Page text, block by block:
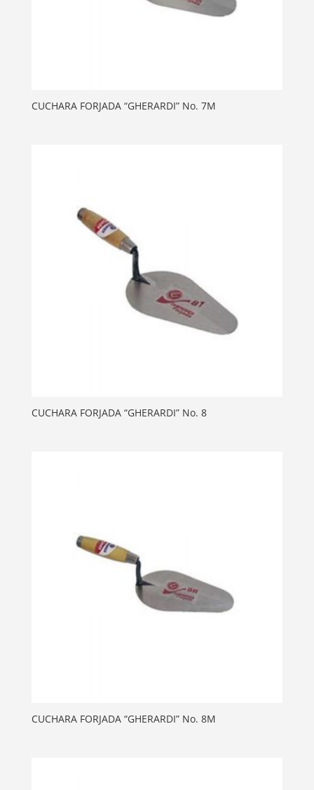
CUCHARA FORJADA “GHERARDI” No. 7M
CUCHARA FORJADA “GHERARDI” No. 8
CUCHARA FORJADA “GHERARDI” No. 8M